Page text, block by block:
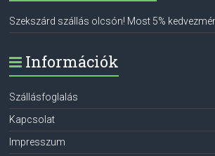
Szekszárd szállás olcsón! Most 5%
Információk
Szállásfoglalás
Kapcsolat
Impresszum